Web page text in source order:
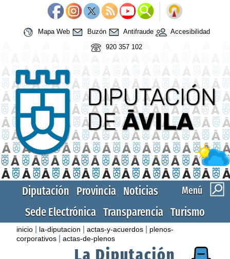
Mapa Web Buzón Antifraude
Accesibilidad
920 357 102
Menú
Diputación Provincia Noticias
Sede Electrónica Transparencia Turismo
inicio la-diputacion |actas-y-acuerdos
plenos-
corporativos |actas-de-plenos
La Diputación